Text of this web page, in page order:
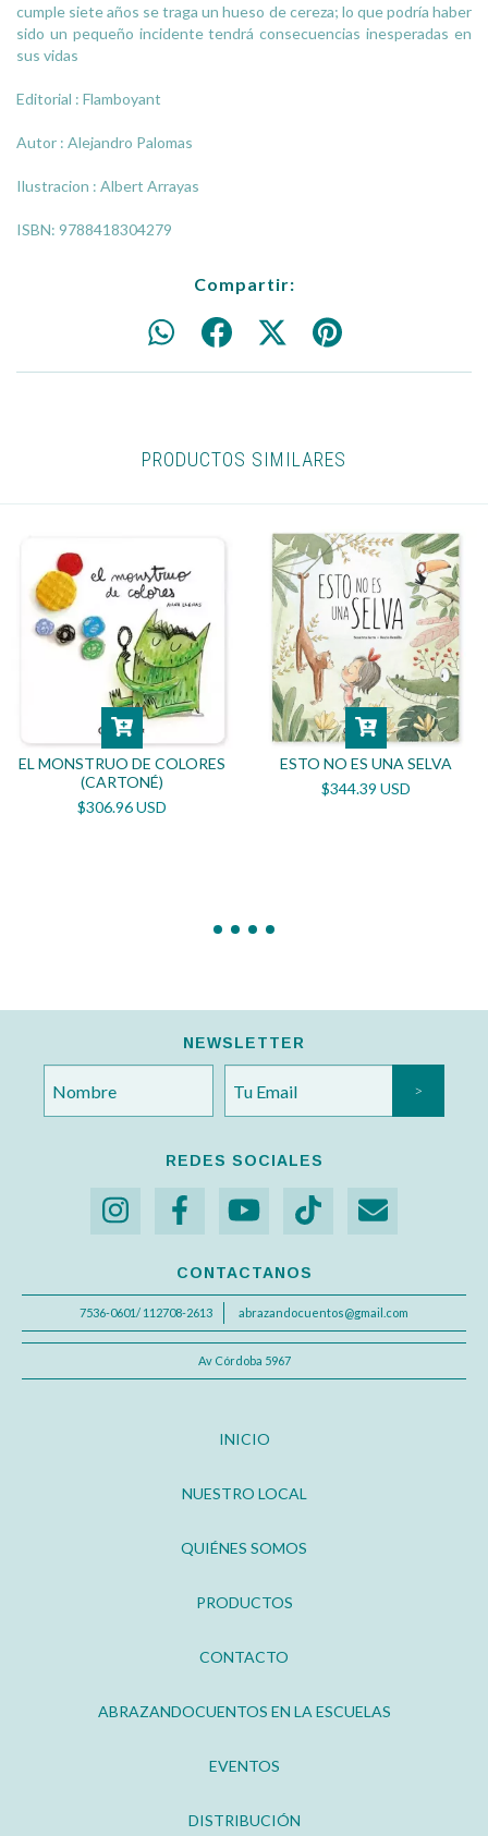
cumple siete años se traga un hueso de cereza; lo que podría haber
sido un pequeño incidente tendrá consecuencias inesperadas en
sus vidas
Editorial : Flamboyant
Autor : Alejandro Palomas
Ilustracion : Albert Arrayas
ISBN: 9788418304279
Compartir:
PRODUCTOS SIMILARES
EL MONSTRUO DE COLORES
(CARTONÉ)
$306.96 USD
ESTO NO ES UNA SELVA
$344.39 USD
NEWSLETTER
REDES SOCIALES
CONTACTANOS
7536-0601/ 112708-2613 abrazandocuentos@gmail.com
Av Córdoba 5967
INICIO
NUESTRO LOCAL
QUIÉNES SOMOS
PRODUCTOS
CONTACTO
ABRAZANDOCUENTOS EN LA ESCUELAS
EVENTOS
DISTRIBUCIÓN